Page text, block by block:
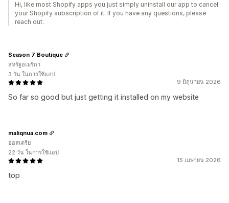
Hi, like most Shopify apps you just simply uninstall our app to cancel
your Shopify subscription of it. If you have any questions, please
reach out.
9 มิถุนายน 2026
So far so good but just getting it installed on my website
Season 7 Boutique
สหรัฐอเมริกา
3 วัน ในการใช้แอป
15 เมษายน 2026
top
maliqnua.com
ออสเตรีย
22 วัน ในการใช้แอป